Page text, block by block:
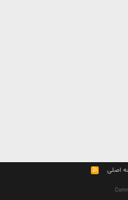
اصلی
R
S